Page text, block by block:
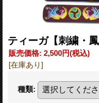
ティーガ【刺繍・鳳
販売価格: 2,500円(税込)
[在庫あり]
種類: